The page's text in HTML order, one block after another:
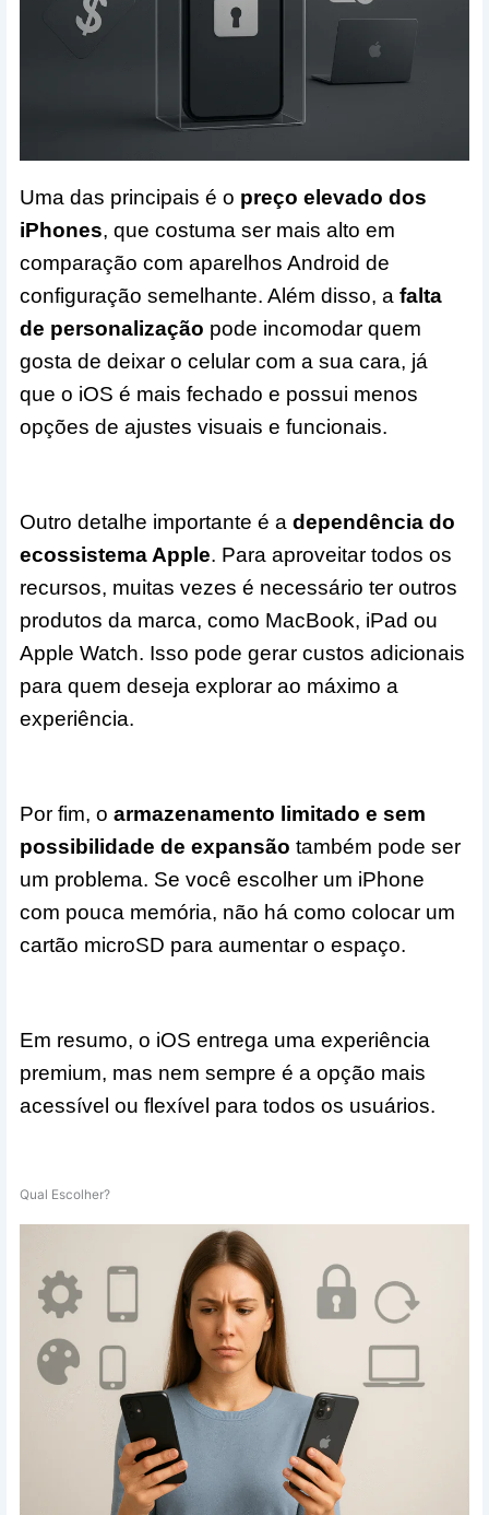
Uma das principais é o preço elevado dos
iPhones, que costuma ser mais alto em
comparação com aparelhos Android de
configuração semelhante. Além disso, afalta
de personalização pode incomodar quem
gosta de deixar o celular com a sua cara, já
que o iOS é mais fechado e possui menos
opções de ajustes visuais e funcionais.
Outro detalhe importante é adependência do
ecossistema Apple. Para aproveitar todos os
recursos, muitas vezes é necessário ter outros
produtos da marca, como MacBook, iPad ou
Apple Watch. Isso pode gerar custos adicionais
para quem deseja explorar ao máximo a
experiência.
Por fim, oarmazenamento limitado e sem
possibilidade de expansão também pode ser
um problema. Se você escolher um iPhone
com pouca memória, não há como colocar um
cartão microSD para aumentar o espaço.
Em resumo, o iOS entrega uma experiência
premium, mas nem sempre é a opção mais
acessível ou flexível para todos os usuários.
Qual Escolher?